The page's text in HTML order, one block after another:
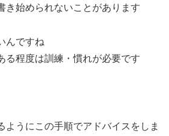
き始められないことがあります
んですね
る程度は訓練・慣れが必要です
ようにこの手順でアドバイスをしま